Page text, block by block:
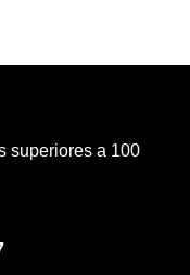
superiores a 100